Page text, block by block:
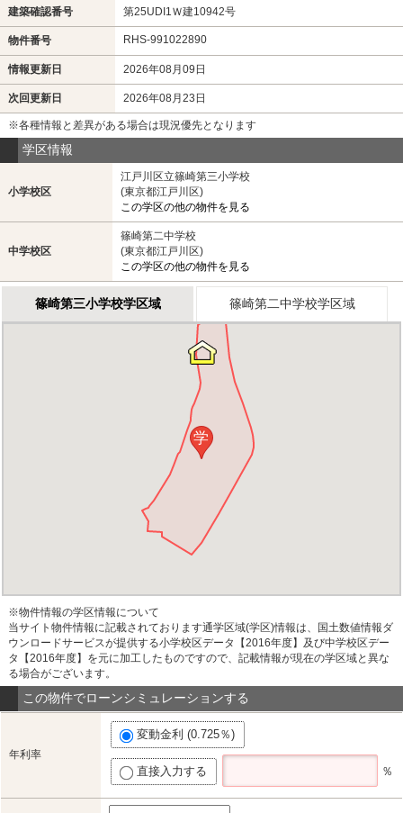
建築確認番号 第25UDI1Ｗ建10942号
物件番号 RHS-991022890
情報更新日 2026年08月09日
次回更新日 2026年08月23日
※各種情報と差異がある場合は現況優先となります
学区情報
小学校区
江戸川区立篠崎第三小学校
(東京都江戸川区)
この学区の他の物件を見る
中学校区
篠崎第二中学校
(東京都江戸川区)
この学区の他の物件を見る
篠崎第三小学校学区域 篠崎第二中学校学区域
学
※物件情報の学区情報について
当サイト物件情報に記載されております通学区域(学区)情報は、国土数値情報ダ
ウンロードサービスが提供する小学校区データ【2016年度】及び中学校区デー
タ【2016年度】を元に加工したものですので、記載情報が現在の学区域と異な
る場合がございます。
この物件でローンシミュレーションする
年利率
変動金利 (0.725％)
直接入力する ％